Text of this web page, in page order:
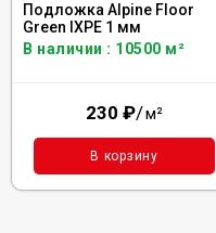
Подложка Alpine Floor
Green IXPE 1 мм
В наличии : 10500 м²
230 ₽/м²
В корзину